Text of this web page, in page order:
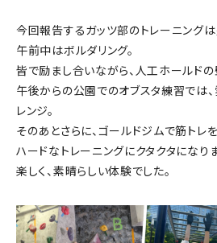
今回報告するガッツ部のトレーニングは
午前中はボルダリング。
皆で励まし合いながら、人工ホールドの
午後からの公園でのオブスタ練習では
レンジ。
そのあとさらに、ゴールドジムで筋トレを
ハードなトレーニングにクタクタになり
楽しく、素晴らしい体験でした。